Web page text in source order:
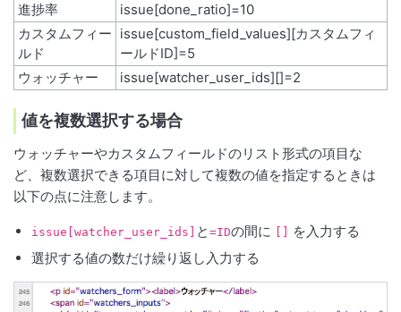
進捗率
issue[done_ratio]=10
カスタムフィー
ルド
issue[custom_field_values][カスタムフィ
ールドID]=5
ウォッチャー
issue[watcher_user_ids][]=2
値を複数選択する場合
ウォッチャーやカスタムフィールドのリスト形式の項目な
ど、複数選択できる項目に対して複数の値を指定するときは
以下の点に注意します。
issue[watcher_user_ids] と =IDの間に
を入力する
選択する値の数だけ繰り返し入力する